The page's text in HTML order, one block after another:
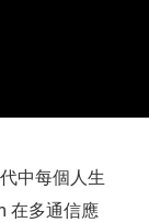
中每個人生
在多通信應